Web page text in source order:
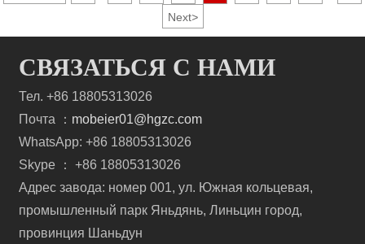
Next>
СВЯЗАТЬСЯ С НАМИ
Тел. +86 18805313026
Почта ： mobeier01@hgzc.com
WhatsApp: +86 18805313026
Skype ： +86 18805313026
Адрес завода: номер 001, ул. Южная кольцевая,
промышленный парк Яньдянь, Линьцин город,
провинция Шаньдун